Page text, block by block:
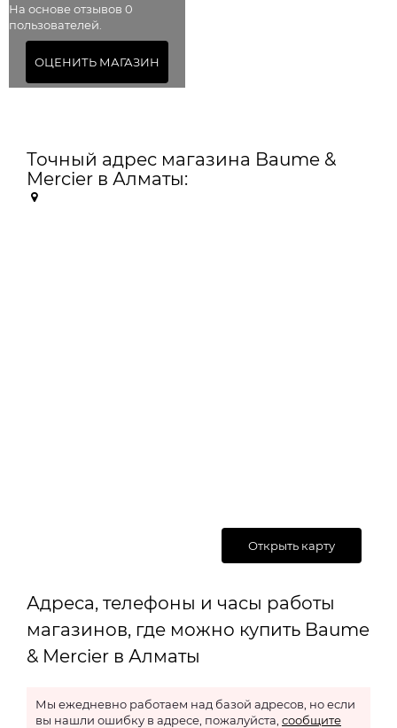
На основе отзывов 0
пользователей.
ОЦЕНИТЬ МАГАЗИН
Точный адрес магазина Baume &
Mercier в Алматы:
Открыть карту
Адреса, телефоны и часы работы
магазинов, где можно купить Baume
& Mercier в Алматы
Мы ежедневно работаем над базой адресов, но если
вы нашли ошибку в адресе, пожалуйста, сообщите